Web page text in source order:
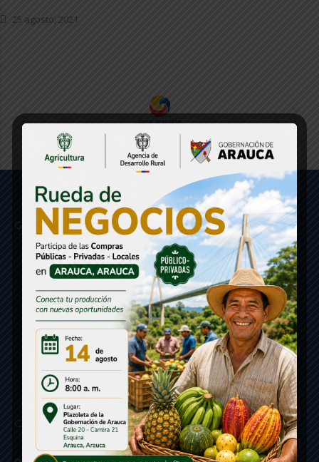
25 agosto, 2021
Gobernación de Arauca
Contáctenos
Calle 20 - Carrera 21 Esquina